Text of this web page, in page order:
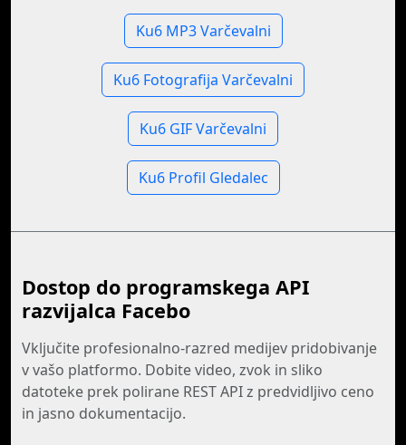
Ku6 MP3 Varčevalni
Ku6 Fotografija Varčevalni
Ku6 GIF Varčevalni
Ku6 Profil Gledalec
Dostop do programskega API
razvijalca Facebo
Vključite profesionalno-razred medijev pridobivanje
v vašo platformo. Dobite video, zvok in sliko
datoteke prek polirane REST API z predvidljivo ceno
in jasno dokumentacijo.